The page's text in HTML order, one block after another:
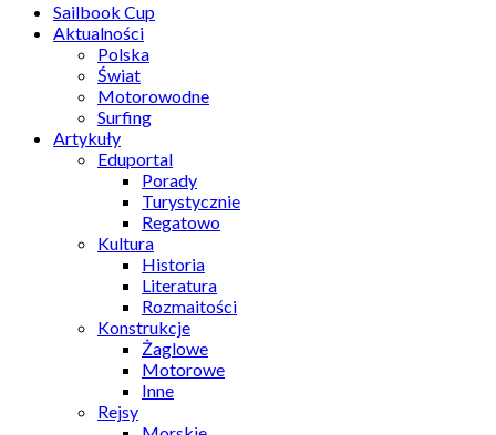
Sailbook Cup
Aktualności
Polska
Świat
Motorowodne
Surfing
Artykuły
Eduportal
Porady
Turystycznie
Regatowo
Kultura
Historia
Literatura
Rozmaitości
Konstrukcje
Żaglowe
Motorowe
Inne
Rejsy